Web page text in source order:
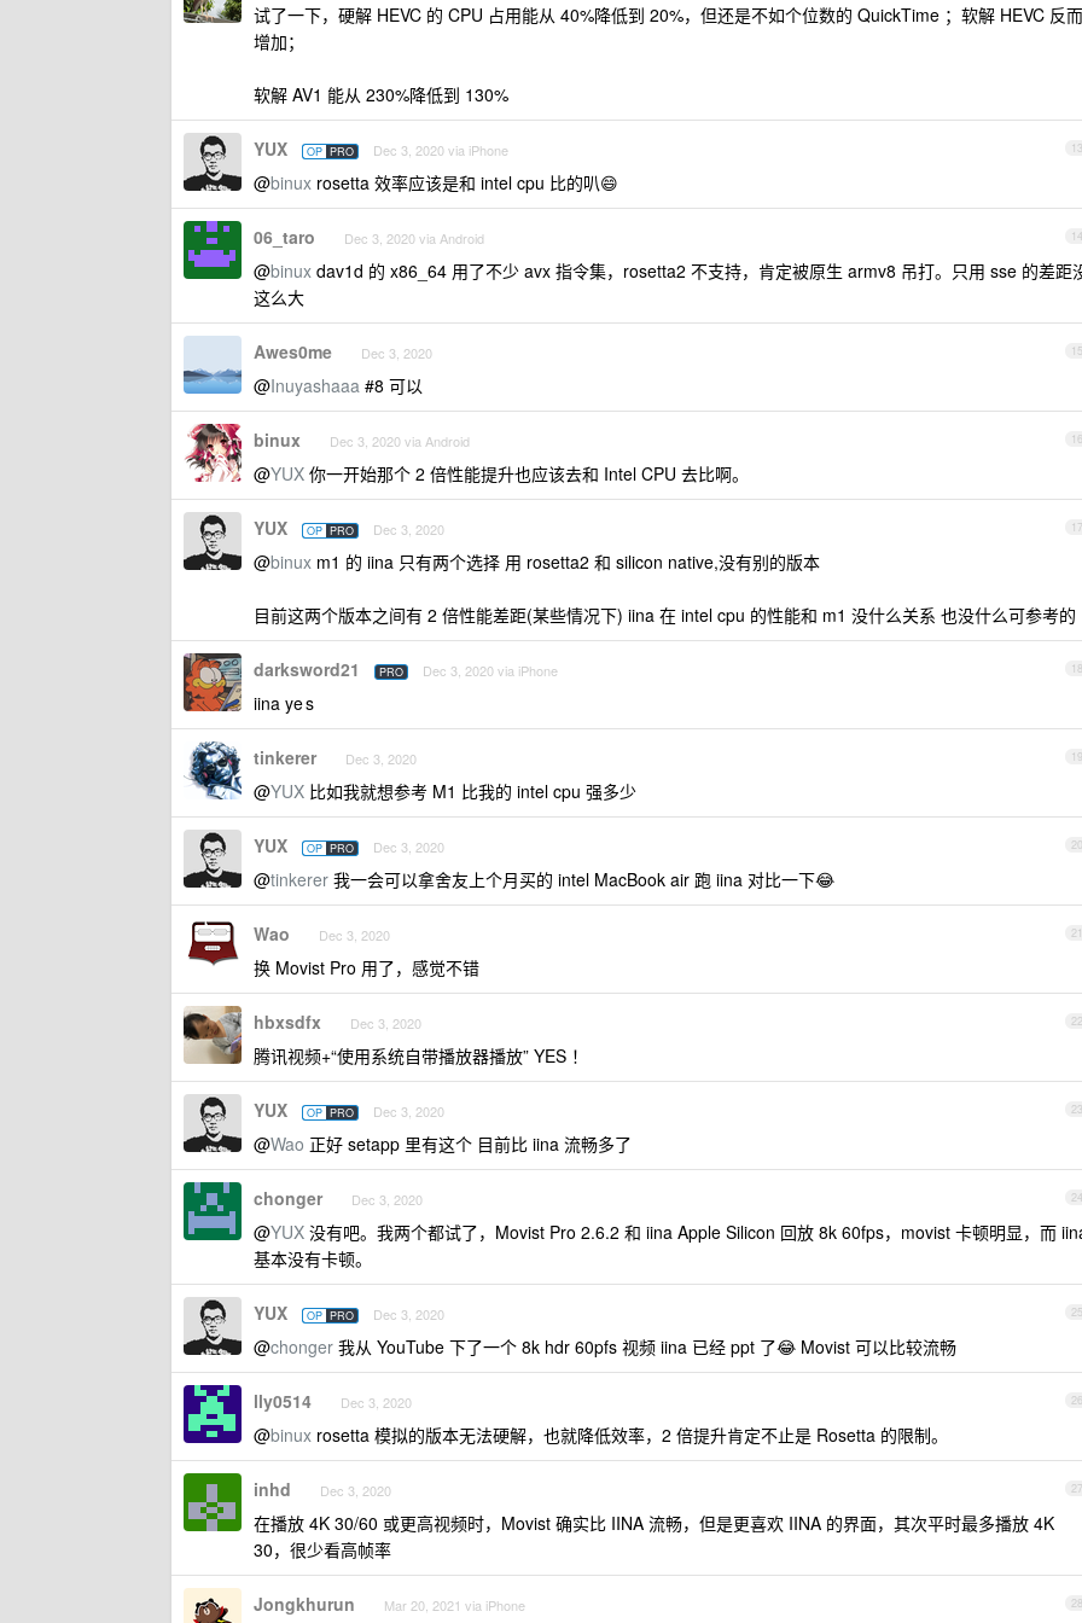
试了一下，硬解 HEVC 的 CPU 占用能从 40%降低到 20%，但还是不如个位数的 QuickTime ；软解 HEVC 反而
增加；
软解 AV1 能从 230%降低到 130%
13
YUX OP PRO Dec 3, 2020 via iPhone
@binux rosetta 效率应该是和 intel cpu 比的叭😄
14
06_taro Dec 3, 2020 via Android
@binux dav1d 的 x86_64 用了不少 avx 指令集，rosetta2 不支持，肯定被原生 armv8 吊打。只用 sse 的差距
这么大
15
Awes0me Dec 3, 2020
@Inuyashaaa #8 可以
16
binux Dec 3, 2020 via Android
@YUX 你一开始那个 2 倍性能提升也应该去和 Intel CPU 去比啊。
17
YUX OP PRO Dec 3, 2020
@binux m1 的 iina 只有两个选择 用 rosetta2 和 silicon native,没有别的版本
目前这两个版本之间有 2 倍性能差距(某些情况下) iina 在 intel cpu 的性能和 m1 没什么关系 也没什么可参考的
18
darksword21 PRO Dec 3, 2020 via iPhone
iina ye s
19
tinkerer Dec 3, 2020
@YUX 比如我就想参考 M1 比我的 intel cpu 强多少
20
YUX OP PRO Dec 3, 2020
@tinkerer 我一会可以拿舍友上个月买的 intel MacBook air 跑 iina 对比一下😂
21
Wao Dec 3, 2020
换 Movist Pro 用了，感觉不错
22
hbxsdfx Dec 3, 2020
腾讯视频+“使用系统自带播放器播放” YES ！
23
YUX OP PRO Dec 3, 2020
@Wao 正好 setapp 里有这个 目前比 iina 流畅多了
24
chonger Dec 3, 2020
@YUX 没有吧。我两个都试了，Movist Pro 2.6.2 和 iina Apple Silicon 回放 8k 60fps，movist 卡顿明显，而
基本没有卡顿。
25
YUX OP PRO Dec 3, 2020
@chonger 我从 YouTube 下了一个 8k hdr 60pfs 视频 iina 已经 ppt 了😂 Movist 可以比较流畅
26
lly0514 Dec 3, 2020
@binux rosetta 模拟的版本无法硬解，也就降低效率，2 倍提升肯定不止是 Rosetta 的限制。
27
inhd Dec 3, 2020
在播放 4K 30/60 或更高视频时，Movist 确实比 IINA 流畅，但是更喜欢 IINA 的界面，其次平时最多播放 4K
30，很少看高帧率
28
Jongkhurun Mar 20, 2021 via iPhone